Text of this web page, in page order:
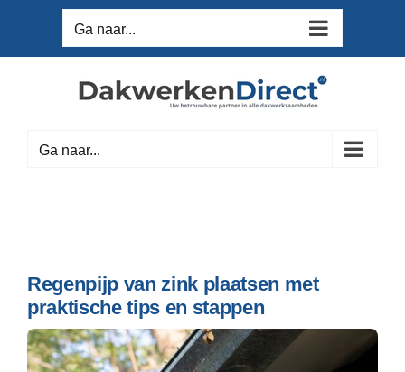
inhoud
Ga naar...
Ga naar...
Regenpijp van zink plaatsen met
praktische tips en stappen